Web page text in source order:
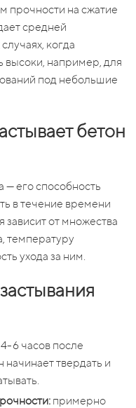
прочности на сжатие
средней
когда
высоки, например, для
под небольшие
бетон
— его способность
в течение времени
зависит от множества
температуру
ухода за ним.
4-6 часов после
начинает твердать и
примерно